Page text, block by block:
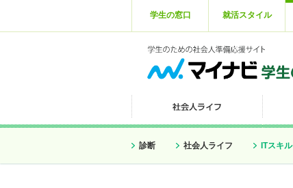
学生の窓口 就活スタイル
診断 社会人ライフ ITスキル